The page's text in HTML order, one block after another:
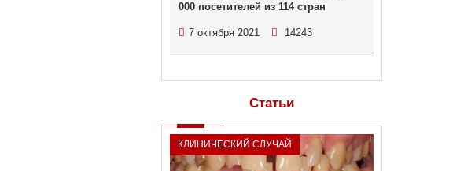
000 посетителей из 114 стран
7 октября 2021 14243
Статьи
КЛИНИЧЕСКИЙ СЛУЧАЙ